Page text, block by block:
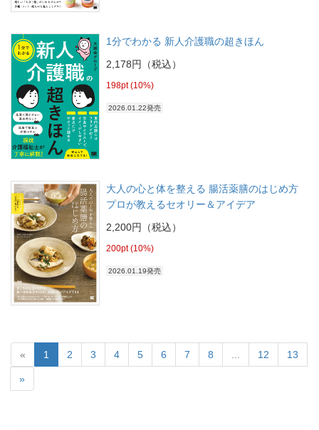
1分でわかる 新人介護職の超きほん
2,178円（税込）
198pt (10%)
2026.01.22発売
大人の心と体を整える 腸活薬膳のはじめ方
プロが教えるセオリー＆アイデア
2,200円（税込）
200pt (10%)
2026.01.19発売
« 1 2 3 4 5 6 7 8 12 13
»